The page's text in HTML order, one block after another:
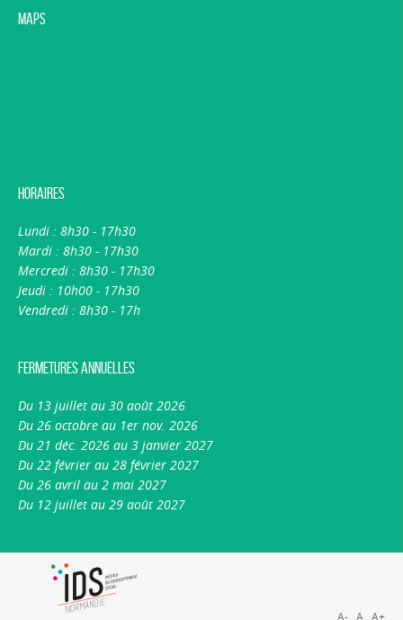
Maps
Horaires
Lundi : 8h30 - 17h30
Mardi : 8h30 - 17h30
Mercredi : 8h30 - 17h30
Jeudi : 10h00 - 17h30
Vendredi : 8h30 - 17h
Fermetures annuelles
Du 13 juillet au 30 août 2026
Du 26 octobre au 1er nov. 2026
Du 21 déc. 2026 au 3 janvier 2027
Du 22 février au 28 février 2027
Du 26 avril au 2 mai 2027
Du 12 juillet au 29 août 2027
A- A A+